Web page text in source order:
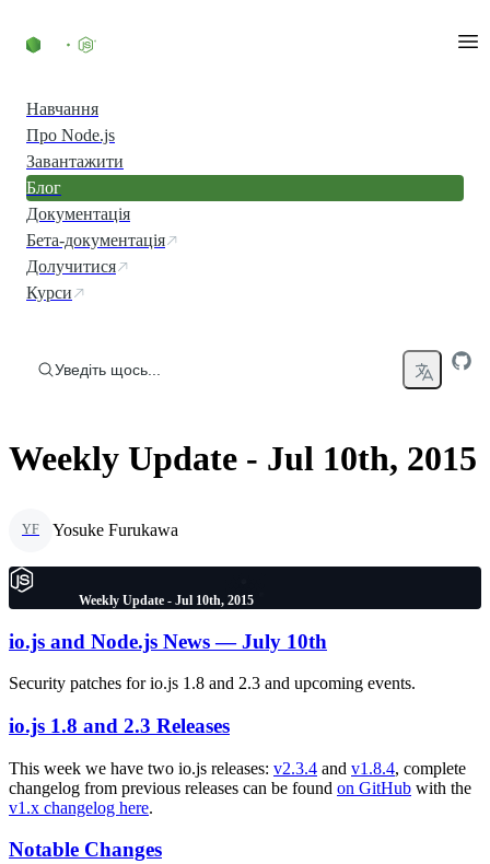
Навчання
Про Node.js
Завантажити
Блог
Документація
Бета-документація
Долучитися
Курси
Уведіть щось...
Weekly Update - Jul 10th, 2015
YF Yosuke Furukawa
Weekly Update - Jul 10th, 2015
io.js and Node.js News — July 10th
Security patches for io.js 1.8 and 2.3 and upcoming events.
io.js 1.8 and 2.3 Releases
This week we have two io.js releases: v2.3.4 and v1.8.4, complete
changelog from previous releases can be found on GitHub with the
v1.x changelog here.
Notable Changes